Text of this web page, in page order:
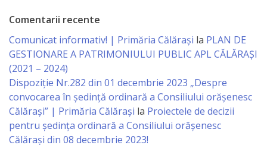
de
specialitate
Regulamentul
Consiliului
Dispoziții
Comentarii recente
Comunicat informativ! | Primăria Călărași la PLAN DE
GESTIONARE A PATRIMONIULUI PUBLIC APL CĂLĂRAȘI
(2021 – 2024)
Dispoziție Nr.282 din 01 decembrie 2023 „Despre
convocarea în ședință ordinară a Consiliului orășenesc
Călărași” | Primăria Călărași la Proiectele de decizii
pentru ședința ordinară a Consiliului orășenesc
Călărași din 08 decembrie 2023!